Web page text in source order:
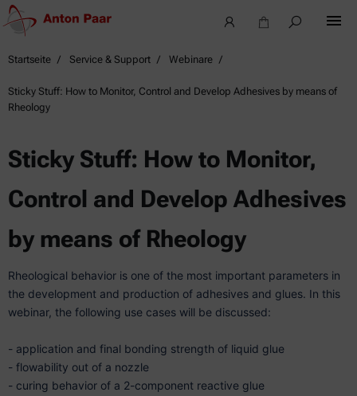
Startseite Service & Support Webinare
Sticky Stuff: How to Monitor, Control and Develop Adhesives by means of
Rheology
Sticky Stuff: How to Monitor,
Control and Develop Adhesives
by means of Rheology
Rheological behavior is one of the most important parameters in
the development and production of adhesives and glues. In this
webinar, the following use cases will be discussed:
- application and final bonding strength of liquid glue
- flowability out of a nozzle
- curing behavior of a 2-component reactive glue